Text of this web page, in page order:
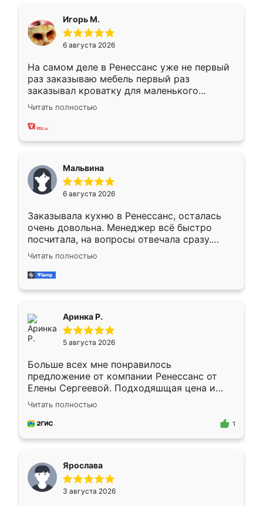
Игорь М.
6 августа 2026
На самом деле в Ренессанс уже не первый
раз заказываю мебель первый раз
заказывал кроватку для маленького
ребёнка при его рождении ,во второй раз
заказал шкаф-купе. По качеству очень
хорошее сборка достаточно быстрая,
меньше, здесь же он более разнообразный.
Мне нравится ,если что-то потребуется из
мебели буду заказывать только здесь.
Читать полностью
Мальвина
6 августа 2026
Заказывала кухню в Ренессанс, осталась
очень довольна. Менеджер всё быстро
посчитала, на вопросы отвечала сразу.
Замерщик приехал в субботу, подошёл к
делу со всей ответственностью. Собрали
за день, ребята работали аккуратно, даже
Читать полностью
Аринка Р.
5 августа 2026
Больше всех мне понравилось
предложение от компании Ренессанс от
Елены Сергеевой. Подходяшщая цена и
короткие сроки изготовления. Приехавший
для замера сотрудник Владислав
предложил по моему эскизу самый
Читать полностью
1
Ярослава
3 августа 2026